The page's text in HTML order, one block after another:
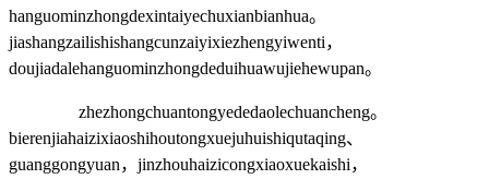
hanguominzhongdexintaiyechuxianbianhua。
jiashangzailishishangcunzaiyixiezhengyiwenti，
doujiadalehanguominzhongdeduihuawujiehewupan。
zhezhongchuantongyededaolechuancheng。
bierenjiahaizixiaoshihoutongxuejuhuishiqutaqing、
guanggongyuan，jinzhouhaizicongxiaoxuekaishi，